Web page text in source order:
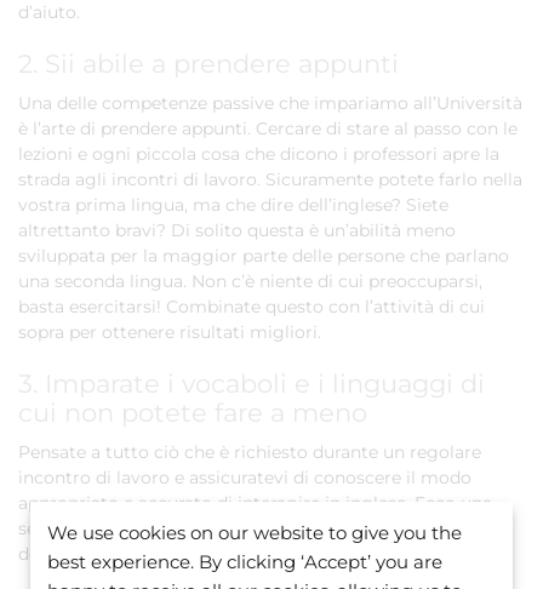
d’aiuto.
2. Sii abile a prendere appunti
Una delle competenze passive che impariamo all’Università
è l’arte di prendere appunti. Cercare di stare al passo con le
lezioni e ogni piccola cosa che dicono i professori apre la
strada agli incontri di lavoro. Sicuramente potete farlo nella
vostra prima lingua, ma che dire dell’inglese? Siete
altrettanto bravi? Di solito questa è un’abilità meno
sviluppata per la maggior parte delle persone che parlano
una seconda lingua. Non c’è niente di cui preoccuparsi,
basta esercitarsi! Combinate questo con l’attività di cui
sopra per ottenere risultati migliori.
3. Imparate i vocaboli e i linguaggi di
cui non potete fare a meno
Pensate a tutto ciò che è richiesto durante un regolare
incontro di lavoro e assicuratevi di conoscere il modo
appropriato e accurato di interagire in inglese. Ecco una
serie di punti dove vi consigliamo di essercitarvi prima
delle vostre riunioni di lavoro in inglese:
We use cookies on our website to give you the
best experience. By clicking ‘Accept’ you are